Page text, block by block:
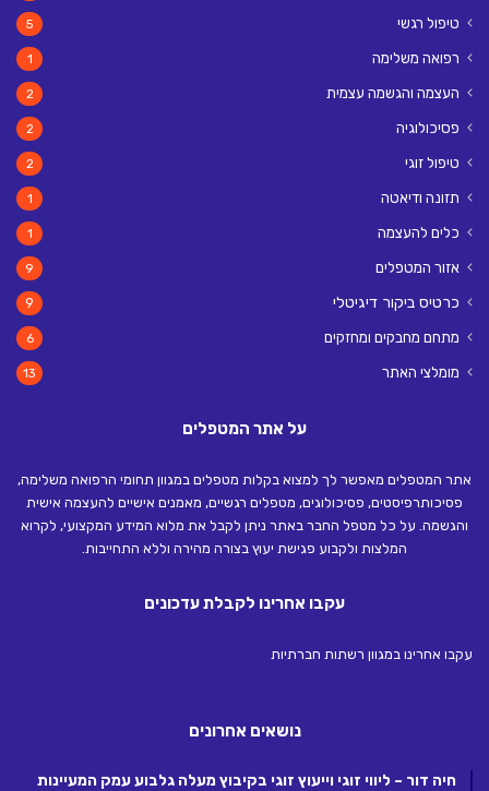
טיפול רגשי 5
רפואה משלימה 1
העצמה והגשמה עצמית 2
פסיכולוגיה 2
טיפול זוגי 2
תזונה ודיאטה 1
כלים להעצמה 1
אזור המטפלים 9
כרטיס ביקור דיגיטלי 9
מתחם מחבקים ומחזקים 6
מומלצי האתר 13
על אתר המטפלים
אתר המטפלים מאפשר לך למצוא בקלות מטפלים במגוון תחומי הרפואה משלימה,
פסיכותרפיסטים, פסיכולוגים, מטפלים רגשיים, מאמנים אישיים להעצמה אישית
והגשמה. על כל מטפל החבר באתר ניתן לקבל את מלוא המידע המקצועי, לקרוא
המלצות ולקבוע פגישת יעוץ בצורה מהירה וללא התחייבות.
עקבו אחרינו לקבלת עדכונים
עקבו אחרינו במגוון רשתות חברתיות
נושאים אחרונים
חיה דור – ליווי זוגי וייעוץ זוגי בקיבוץ מעלה גלבוע עמק המעיינות